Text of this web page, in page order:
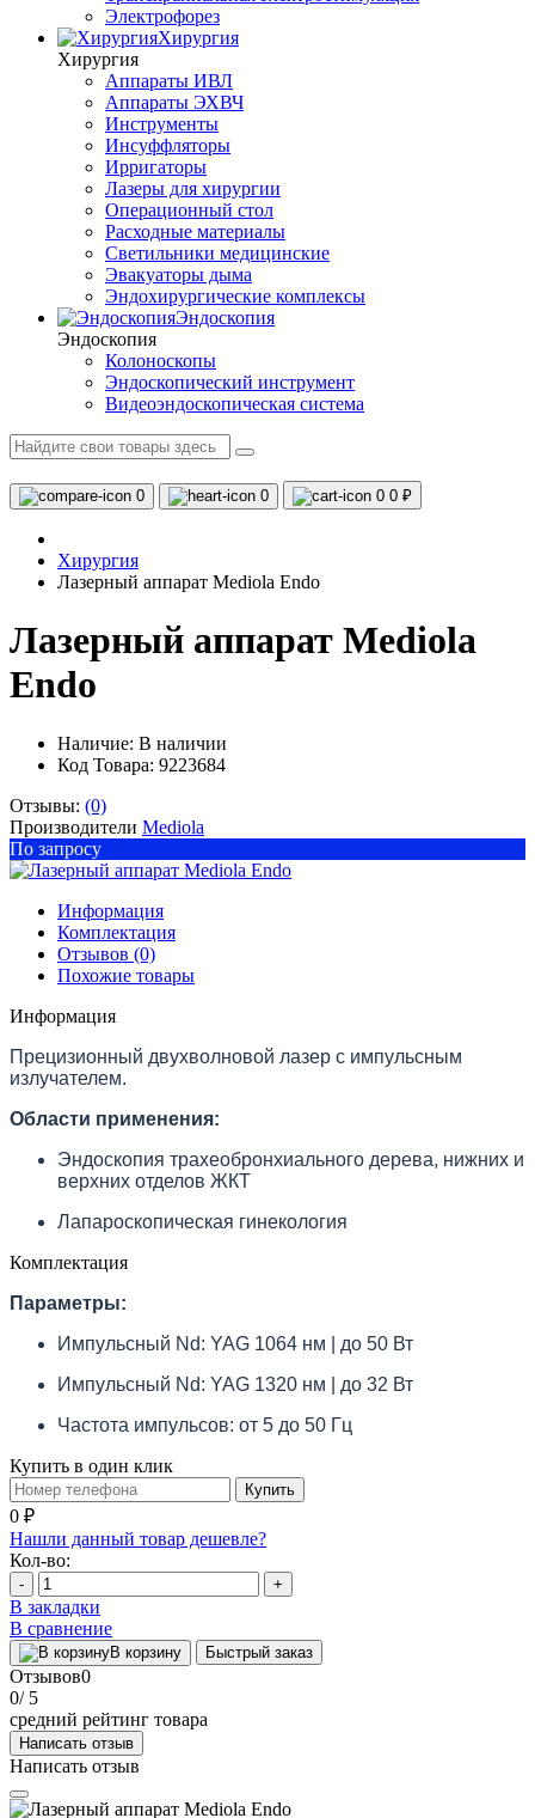
Электрофорез
Хирургия
Хирургия
Аппараты ИВЛ
Аппараты ЭХВЧ
Инструменты
Инсуффляторы
Ирригаторы
Лазеры для хирургии
Операционный стол
Расходные материалы
Светильники медицинские
Эвакуаторы дыма
Эндохирургические комплексы
Эндоскопия
Эндоскопия
Колоноскопы
Эндоскопический инструмент
Видеоэндоскопическая система
0 0 0 0 ₽
Хирургия
Лазерный аппарат Mediola Endo
Лазерный аппарат Mediola
Endo
Наличие: В наличии
Код Товара: 9223684
Отзывы: (0)
Производители Mediola
По запросу
Информация
Комплектация
Отзывов (0)
Похожие товары
Информация
Прецизионный двухволновой лазер с импульсным
излучателем.
Области применения:
Эндоскопия трахеобронхиального дерева, нижних и
верхних отделов ЖКТ
Лапароскопическая гинекология
Комплектация
Параметры:
Импульсный Nd: YAG 1064 нм | до 50 Вт
Импульсный Nd: YAG 1320 нм | до 32 Вт
Частота импульсов: от 5 до 50 Гц
Купить в один клик
Купить
0 ₽
Нашли данный товар дешевле?
Кол-во:
- +
В закладки
В сравнение
В корзину Быстрый заказ
Отзывов0
0/ 5
средний рейтинг товара
Написать отзыв
Написать отзыв